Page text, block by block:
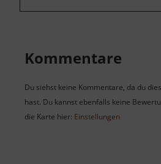
Kommentare
Du siehst keine Kommentare, da du
hast. Du kannst ebenfalls keine
die Karte hier: Einstellungen